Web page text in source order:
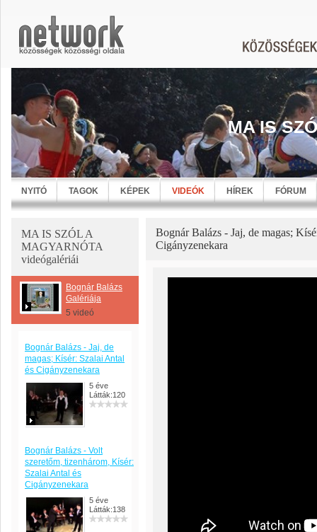
MA IS
NYITÓ TAGOK KÉPEK VIDEÓK HÍREK FÓRUM
MA IS SZÓL A
MAGYARNÓTA
videógalériái
Bognár Balázs
Galériája
5 videó
Bognár Balázs - Jaj, de
magas; Kísér: Szalai Antal
és Cigányzenekara
5 éve
Látták:120
Bognár Balázs - Volt
szeretőm, tizenhárom, Kísér:
Szalai Antal és
Cigányzenekara
5 éve
Látták:138
Bognár Balázs - Jaj, de magas;
Cigányzenekara